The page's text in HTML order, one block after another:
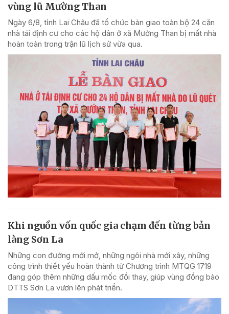
vùng lũ Mường Than
Ngày 6/8, tỉnh Lai Châu đã tổ chức bàn giao toàn bộ 24 căn
nhà tái định cư cho các hộ dân ở xã Mường Than bị mất nhà
hoàn toàn trong trận lũ lịch sử vừa qua.
Khi nguồn vốn quốc gia chạm đến từng bản
làng Sơn La
Những con đường mới mở, những ngôi nhà mới xây, những
công trình thiết yếu hoàn thành từ Chương trình MTQG 1719
đang góp thêm những dấu mốc đổi thay, giúp vùng đồng bào
DTTS Sơn La vươn lên phát triển.